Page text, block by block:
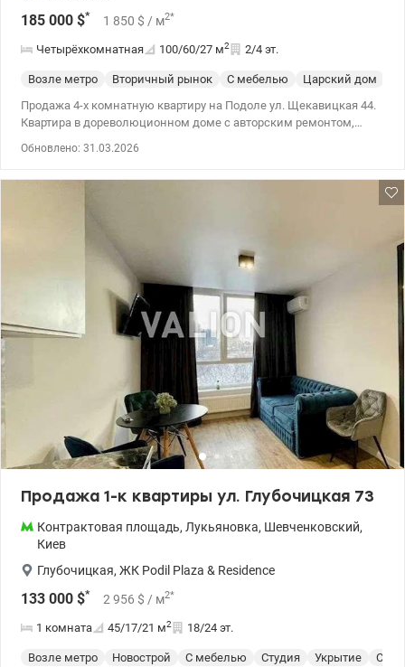
185 000 $* 1 850 $ / м2*
Четырёхкомнатная 100/60/27 м2 2/4 эт.
Возле метро Вторичный рынок С мебелью Царский дом
Продажа 4-х комнатную квартиру на Подоле ул. Щекавицкая 44.
Квартира в дореволюционном доме с авторским ремонтом,
канализационных труб и электричества.Потолки 3 метра, пол –
ламинированный паркет, окна деревянные стеклопакеты.
Квартира продается с мебелью и техникой. Во дворе есть
парковочное место. Рядом детский сад, гимназия, детская и
взрослая поликлиники, кинотеатр, парки, река Днепр.
Супермаркеты, магазины, развлекательная и
административная инфраструктура в пределах 800 м от дома.
До станций метро Контрактовая площадь и Тараса Шевченко 10
Valion.ua/1042374
Обновлено: 31.03.2026
Продажа 1-к квартиры ул. Глубочицкая 73
Контрактовая площадь, Лукьяновка, Шевченковский,
Киев
Глубочицкая, ЖК Podil Plaza & Residence
133 000 $* 2 956 $ / м2*
1 комната 45/17/21 м2 18/24 эт.
Возле метро Новострой С мебелью Студия Укрытие